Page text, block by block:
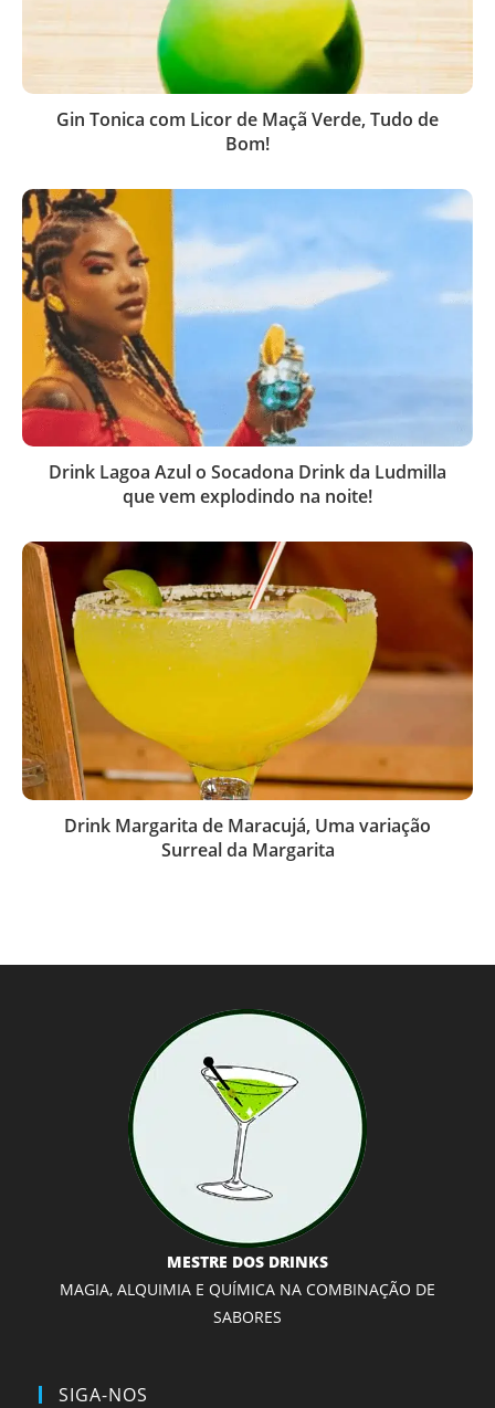
Gin Tonica com Licor de Maçã Verde, Tudo de
Bom!
Drink Lagoa Azul o Socadona Drink da Ludmilla
que vem explodindo na noite!
Drink Margarita de Maracujá, Uma variação
Surreal da Margarita
MESTRE DOS DRINKS
MAGIA, ALQUIMIA E QUÍMICA NA COMBINAÇÃO DE
SABORES
SIGA-NOS